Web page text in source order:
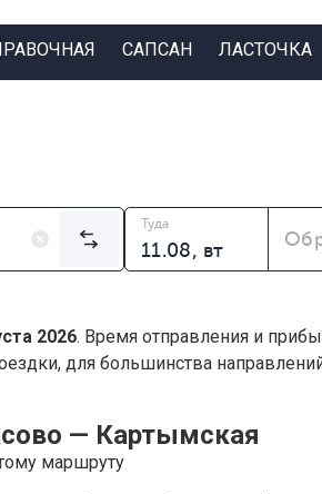
САПСАН ЛАСТОЧКА
Туда
2026. Время отправления и
для большинства
— Картымская
маршруту